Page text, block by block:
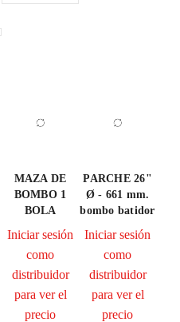
MAZA DE
BOMBO 1
BOLA
Iniciar sesión
como
distribuidor
para ver el
precio
PARCHE 26"
Ø - 661 mm.
bombo batidor
Iniciar sesión
como
distribuidor
para ver el
precio